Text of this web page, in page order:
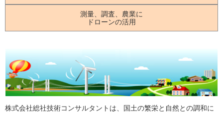
測量、調査、農業に
ドローンの活用
株式会社総社技術コンサルタントは、国土の繁栄と自然との調和に